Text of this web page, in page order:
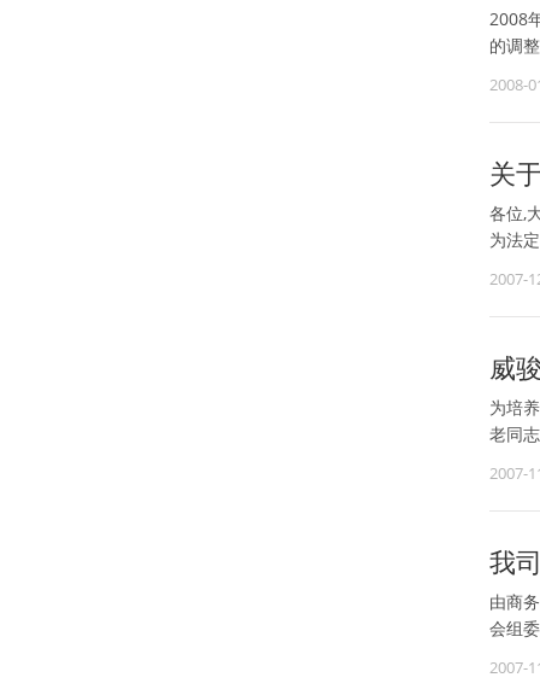
2008
的调
2008-
关
各位,
为法
2007-
威
为培
老同
2007-
我
由商
会组
2007-